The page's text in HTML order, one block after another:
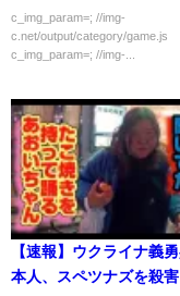
c_img_param=; //img-
c.net/output/category/game.js
c_img_param=; //img-...
【速報】ウクライナ義
本人、スペツナズを殺害